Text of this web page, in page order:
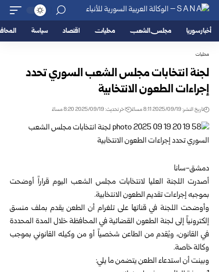
أخبار سوريا مجلس الشعب محليات اقتصاد سياسة
محليات
لجنة انتخابات مجلس الشعب السوري تحدد
إجراءات الطعون الانتخابية
تاريخ النشر: 2025/09/19 8:11 مساءً اخر تحديث: 2025/09/19 8:20 مساءً
دمشق-سانا
أصدرت اللجنة العليا لانتخابات مجلس الشعب اليوم قراراً أوضحت
بموجبه إجراءات تقديم الطعون الانتخابية.
وأوضحت اللجنة في قناتها على تلغرام أن الطعن يقدم بملف منسق
إلكترونياً إلى لجنة الطعون القضائية في المحافظة خلال المدة المحددة
في القانون، ويُقدم من الطاعن شخصياً أو من وكيله القانوني بموجب
وكالة خاصة.
وبينت أن استدعاء الطعن يتضمن ما يلي: